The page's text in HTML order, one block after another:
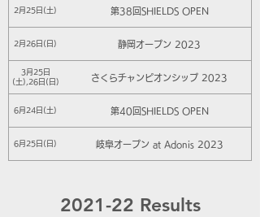
2月25日(土) 第38回SHIELDS OPEN
2月26日(日) 静岡オープン 2023
3月25日
(土),26日(日)
さくらチャンピオンシップ 2023
6月24日(土) 第40回SHIELDS OPEN
6月25日(日) 岐阜オープン at Adonis 2023
2021-22 Results